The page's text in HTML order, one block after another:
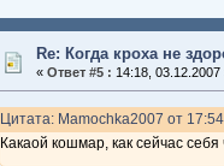
Re: Когда кроха не
« Ответ #5 : 14:18, 03.12.2007
Цитата: Mamochka2007 от
Какаой кошмар, как сейчас